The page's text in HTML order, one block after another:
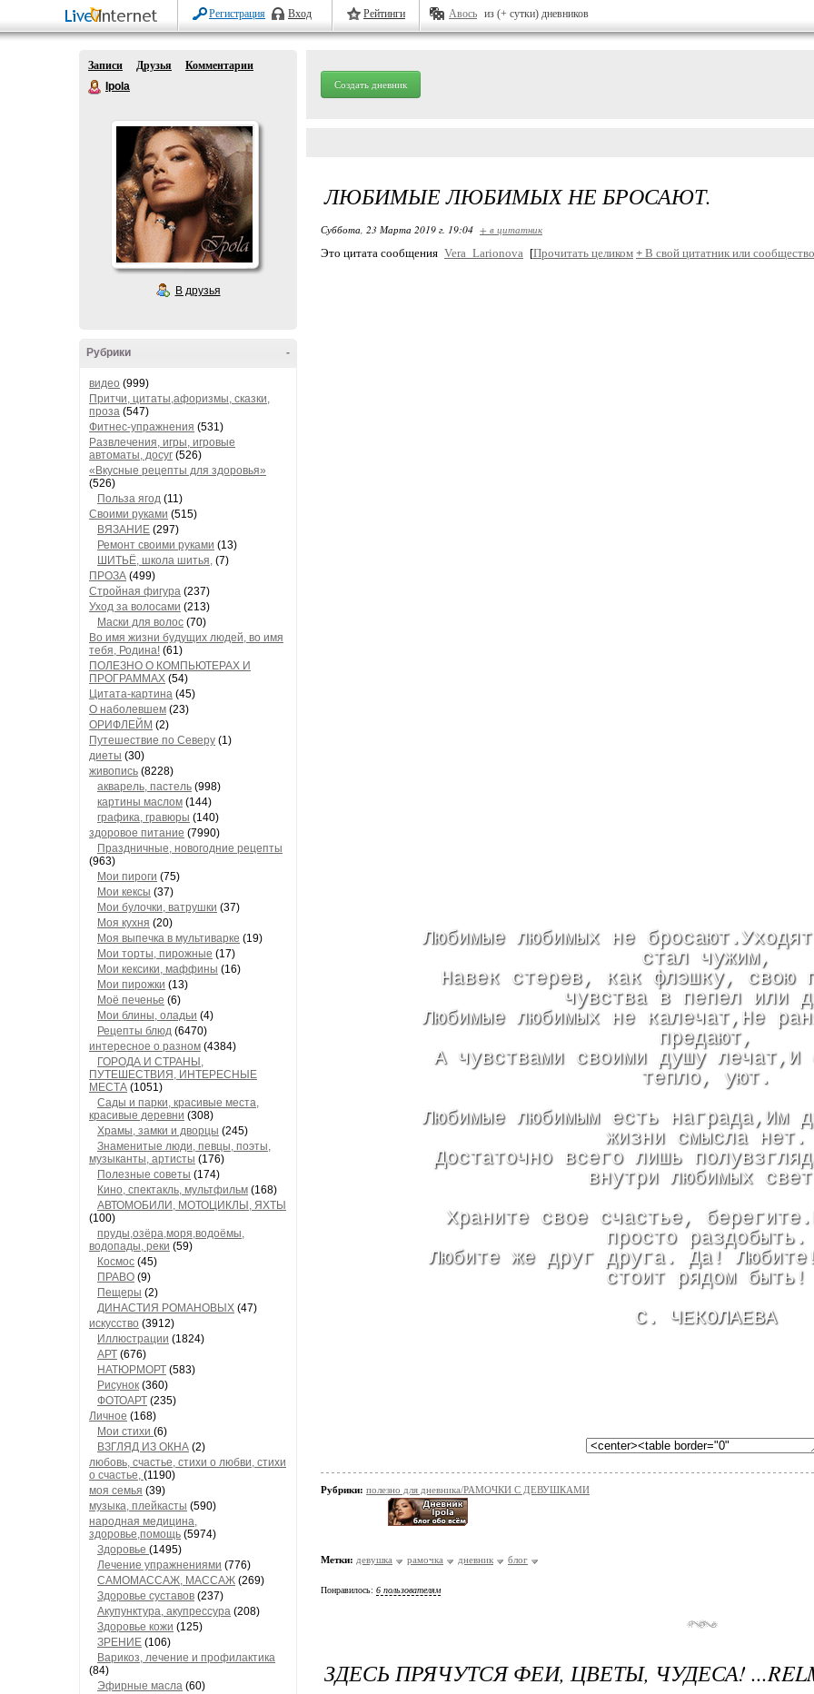
Регистрация Вход Рейтинги Авось из (+ сутки) дневников
Записи Друзья
Комментарии
Ipola
В друзья
-
Рубрики
видео (999)
Притчи, цитаты,афоризмы, сказки,
проза (547)
Фитнес-упражнения (531)
Развлечения, игры, игровые
автоматы, досуг (526)
«Вкусные рецепты для здоровья»
(526)
Польза ягод (11)
Своими руками (515)
ВЯЗАНИЕ (297)
Ремонт своими руками (13)
ШИТЬЁ, школа шитья, (7)
ПРОЗА (499)
Стройная фигура (237)
Уход за волосами (213)
Маски для волос (70)
Во имя жизни будущих людей, во имя
тебя, Родина! (61)
ПОЛЕЗНО О КОМПЬЮТЕРАХ И
ПРОГРАММАХ (54)
Цитата-картина (45)
О наболевшем (23)
ОРИФЛЕЙМ (2)
Путешествие по Северу (1)
диеты (30)
живопись (8228)
акварель, пастель (998)
картины маслом (144)
графика, гравюры (140)
здоровое питание (7990)
Праздничные, новогодние рецепты
(963)
Мои пироги (75)
Мои кексы (37)
Мои булочки, ватрушки (37)
Моя кухня (20)
Моя выпечка в мультиварке (19)
Мои торты, пирожные (17)
Мои кексики, маффины (16)
Мои пирожки (13)
Моё печенье (6)
Мои блины, оладьи (4)
Рецепты блюд (6470)
интересное о разном (4384)
ГОРОДА И СТРАНЫ,
ПУТЕШЕСТВИЯ, ИНТЕРЕСНЫЕ
МЕСТА (1051)
Сады и парки, красивые места,
красивые деревни (308)
Храмы, замки и дворцы (245)
Знаменитые люди, певцы, поэты,
музыканты, артисты (176)
Полезные советы (174)
Кино, спектакль, мультфильм (168)
АВТОМОБИЛИ, МОТОЦИКЛЫ, ЯХТЫ
(100)
пруды,озёра,моря,водоёмы,
водопады, реки (59)
Космос (45)
ПРАВО (9)
Пещеры (2)
ДИНАСТИЯ РОМАНОВЫХ (47)
искусство (3912)
Иллюстрации (1824)
АРТ (676)
НАТЮРМОРТ (583)
Рисунок (360)
ФОТОАРТ (235)
Личное (168)
Мои стихи (6)
ВЗГЛЯД ИЗ ОКНА (2)
любовь, счастье, стихи о любви, стихи
о счастье, (1190)
моя семья (39)
музыка, плейкасты (590)
народная медицина,
здоровье,помощь (5974)
Здоровье (1495)
Лечение упражнениями (776)
САМОМАССАЖ, МАССАЖ (269)
Здоровье суставов (237)
Акупунктура, акупрессура (208)
Здоровье кожи (125)
ЗРЕНИЕ (106)
Варикоз, лечение и профилактика
(84)
Эфирные масла (60)
Создать дневник
ЛЮБИМЫЕ ЛЮБИМЫХ НЕ БРОСАЮТ.
Суббота, 23 Марта 2019 г. 19:04 + в цитатник
Это цитата сообщения Vera_Larionova [Прочитать целиком + В свой цитатник или
Любимые любимых не
стал чужим,
Навек стерев, как флэшку, свою
чувства в пепел или
Любимые любимых не калечат,Не
предают,
А чувствами своими душу лечат,И
тепло, уют.
Любимые любимым есть награда,Им
жизни смысла нет.
Достаточно всего лишь
внутри любимых
Храните свое счастье,
просто раздобыть.
Любите же друг друга. Да!
стоит рядом быть!
С. ЧЕКОЛАЕВА
Рубрики: полезно для дневника/РАМОЧКИ С ДЕВУШКАМИ
Метки: девушка рамочка дневник блог
Понравилось: 6 пользователям
ЗДЕСЬ ПРЯЧУТСЯ ФЕИ, ЦВЕТЫ, ЧУДЕСА!